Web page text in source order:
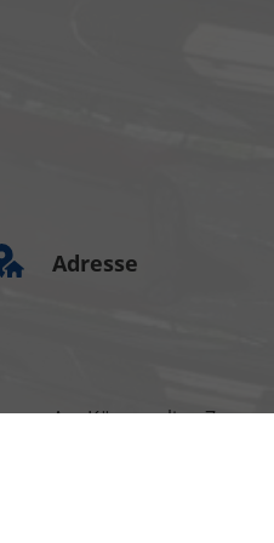
Adresse
Am Kümmerling 7